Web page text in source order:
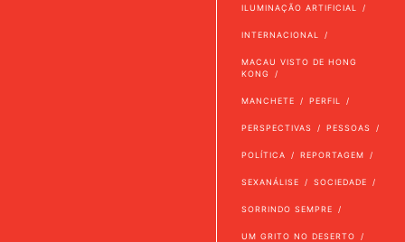
ILUMINAÇÃO ARTIFICIAL
INTERNACIONAL
MACAU VISTO DE HONG
KONG
MANCHETE PERFIL
PERSPECTIVAS PESSOAS
POLÍTICA REPORTAGEM
SEXANÁLISE SOCIEDADE
SORRINDO SEMPRE
UM GRITO NO DESERTO